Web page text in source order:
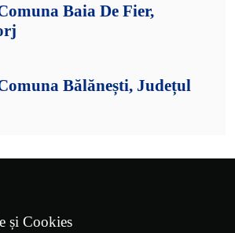
Baia De Fier,
Bălănești, Județul
și Cookies